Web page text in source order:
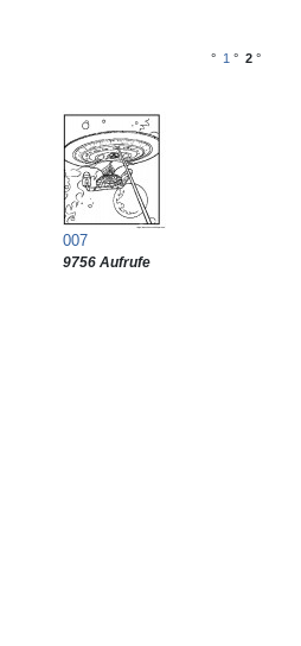
° 1 ° 2 °
007
9756 Aufrufe